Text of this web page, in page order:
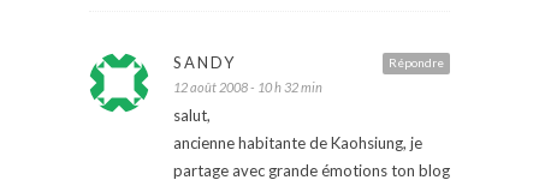
Répondre
SANDY
12 août 2008 - 10 h 32 min
salut,
ancienne habitante de Kaohsiung, je
partage avec grande émotions ton blog